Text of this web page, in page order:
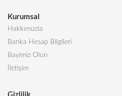
Kurumsal
Hakkımızda
Banka Hesap Bilgileri
Bayimiz Olun
İletişim